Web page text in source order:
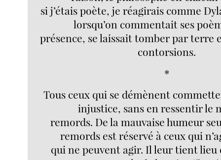
si j’étais poète, je réagirais comme
lorsqu’on commentait ses
présence, se laissait tomber par terre
contorsions.
*
Tous ceux qui se démènent
injustice, sans en ressentir le
remords. De la mauvaise humeur
remords est réservé à ceux qui
qui ne peuvent agir. Il leur tient lieu